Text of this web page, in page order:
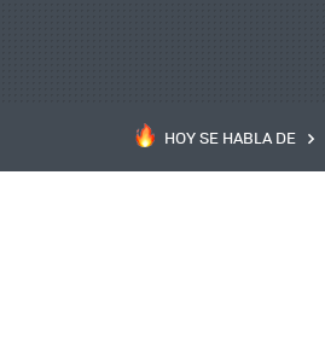
HOY SE HABLA DE